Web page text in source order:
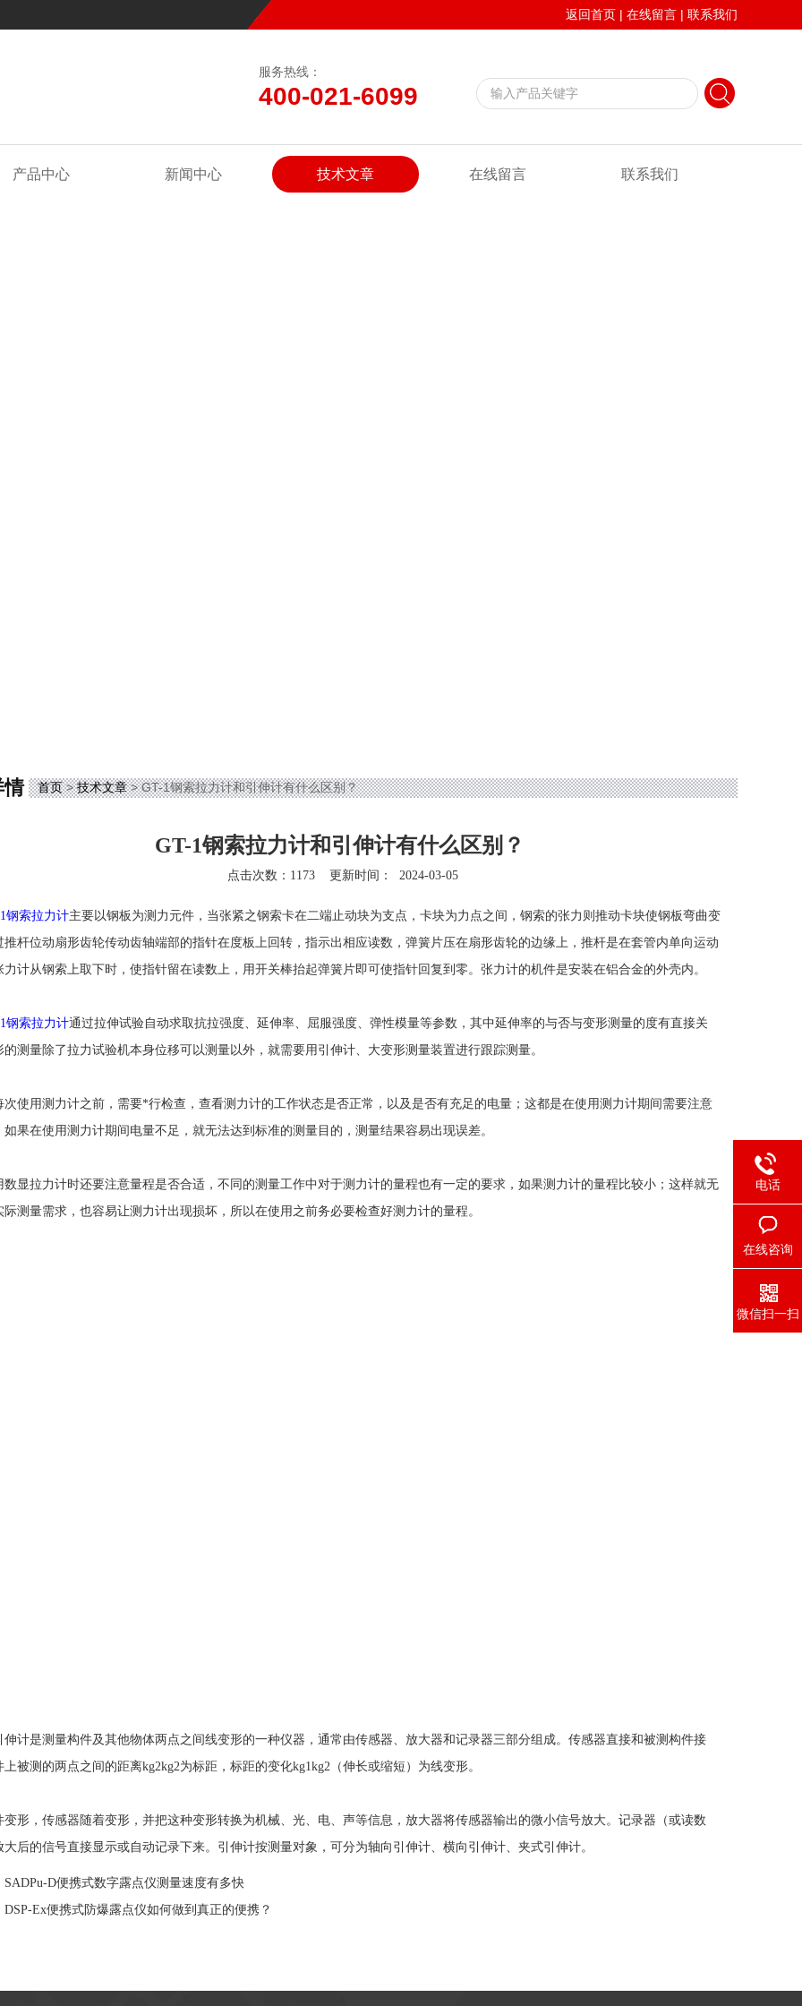
返回首页 | 在线留言 | 联系我们
服务热线：
400-021-6099
产品中心 新闻中心 技术文章 在线留言 联系我们
情 首页>技术文章> GT-1钢索拉力计和引伸计有什么区别？
GT-1钢索拉力计和引伸计有什么区别？
点击次数：1173 更新时间： 2024-03-05
钢索拉力计主要以钢板为测力元件，当张紧之钢索卡在二端止动块为支点，卡块为力点之间，钢索的张力则推动卡块使钢板弯曲变
推杆位动扇形齿轮传动齿轴端部的指针在度板上回转，指示出相应读数，弹簧片压在扇形齿轮的边缘上，推杆是在套管内单向运动
力计从钢索上取下时，使指针留在读数上，用开关棒抬起弹簧片即可使指针回复到零。张力计的机件是安装在铝合金的外壳内。
钢索拉力计通过拉伸试验自动求取抗拉强度、延伸率、屈服强度、弹性模量等参数，其中延伸率的与否与变形测量的度有直接关
的测量除了拉力试验机本身位移可以测量以外，就需要用引伸计、大变形测量装置进行跟踪测量。
用测力计之前，需要*行检查，查看测力计的工作状态是否正常，以及是否有充足的电量；这都是在使用测力计期间需要注意
如果在使用测力计期间电量不足，就无法达到标准的测量目的，测量结果容易出现误差。
拉力计时还要注意量程是否合适，不同的测量工作中对于测力计的量程也有一定的要求，如果测力计的量程比较小；这样就无
际测量需求，也容易让测力计出现损坏，所以在使用之前务必要检查好测力计的量程。
是测量构件及其他物体两点之间线变形的一种仪器，通常由传感器、放大器和记录器三部分组成。传感器直接和被测构件接
上被测的两点之间的距离kg2kg2为标距，标距的变化kg1kg2（伸长或缩短）为线变形。
，传感器随着变形，并把这种变形转换为机械、光、电、声等信息，放大器将传感器输出的微小信号放大。记录器（或读数
大后的信号直接显示或自动记录下来。引伸计按测量对象，可分为轴向引伸计、横向引伸计、夹式引伸计。
SADPu-D便携式数字露点仪测量速度有多快
DSP-Ex便携式防爆露点仪如何做到真正的便携？
电话
在线咨询
微信扫一扫